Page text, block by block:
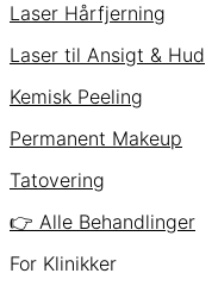
Laser Hårfjerning
Laser til Ansigt & Hud
Kemisk Peeling
Permanent Makeup
Tatovering
👉 Alle Behandlinger
For Klinikker